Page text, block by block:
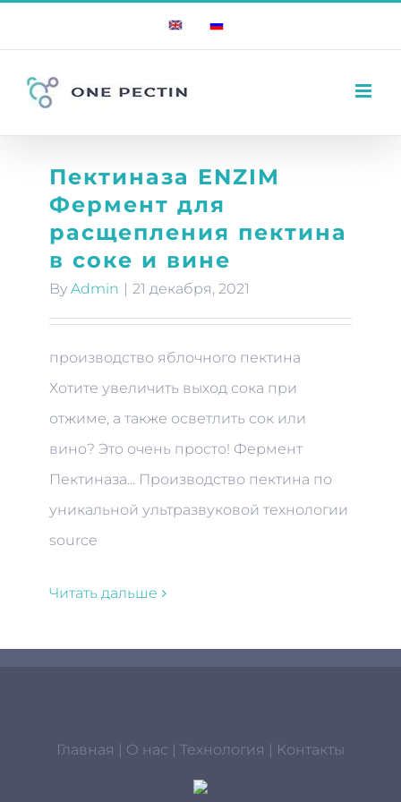
content
EnglishRussian
Пектиназа ENZIM
Фермент для
расщепления пектина
в соке и вине
By Admin | 21 декабря, 2021
производство яблочного пектина
Хотите увеличить выход сока при
отжиме, а также осветлить сок или
вино? Это очень просто! Фермент
Пектиназа... Производство пектина по
уникальной ультразвуковой технологии
source
Читать дальше
Главная | О нас | Технология | Контакты